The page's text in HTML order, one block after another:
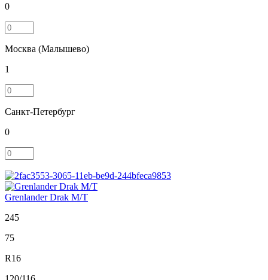
0
Москва (Малышево)
1
Санкт-Петербург
0
Grenlander Drak M/T
245
75
R16